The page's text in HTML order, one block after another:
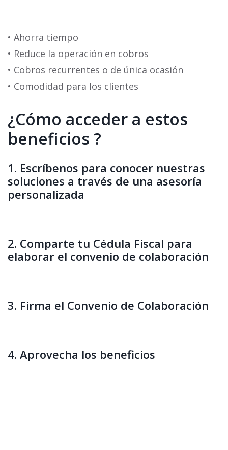
• Ahorra tiempo
• Reduce la operación en cobros
• Cobros recurrentes o de única ocasión
• Comodidad para los clientes
¿Cómo acceder a estos
beneficios ?
1. Escríbenos para conocer nuestras
soluciones a través de una asesoría
personalizada
2. Comparte tu Cédula Fiscal para
elaborar el convenio de colaboración
3. Firma el Convenio de Colaboración
4. Aprovecha los beneficios